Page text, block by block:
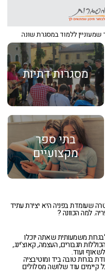
ללמוד במסגרת שונה
מסגרות דתיות
בתי ספר
מקצועיים
שעומדת בפניה היא יצירת עתיד
למה הכוונה ?
משמעותית שאתה יוכלו
תגבורים, העצמה, קאוצ’ינג,
ועוד.
בגרות טובה ביד ומוטיבציה
קיימים עוד שלושה מסלולים